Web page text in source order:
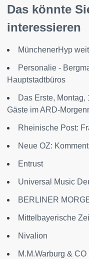
Das könnte
interessieren
MünchenerHyp
Personalie -
Hauptstadtbüros
Das Erste,
Gäste im ARD-
Rheinische Post:
Neue OZ:
Entrust
Universal Music
BERLINER
Mittelbayerische
Nivalion
M.M.Warburg &